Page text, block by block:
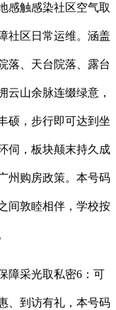
触感染社区空气取
社区日常运维。涵盖
落、天台院落、露台
云山余脉连缀绿意，
硕，步行即可达到坐
伺，板块颠末持久成
州购房政策。本号码
间敦睦相伴，学校按
采光取私密6：可
、到访有礼，本号码